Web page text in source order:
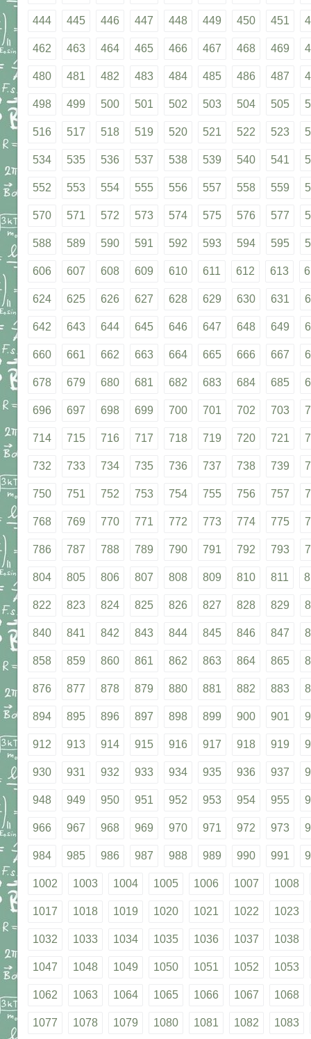
444 445 446 447 448 449 450 451
462 463 464 465 466 467 468 469
480 481 482 483 484 485 486 487
498 499 500 501 502 503 504 505
516 517 518 519 520 521 522 523
534 535 536 537 538 539 540 541
552 553 554 555 556 557 558 559
570 571 572 573 574 575 576 577
588 589 590 591 592 593 594 595
606 607 608 609 610 611 612 613
624 625 626 627 628 629 630 631
642 643 644 645 646 647 648 649
660 661 662 663 664 665 666 667
678 679 680 681 682 683 684 685
696 697 698 699 700 701 702 703
714 715 716 717 718 719 720 721
732 733 734 735 736 737 738 739
750 751 752 753 754 755 756 757
768 769 770 771 772 773 774 775
786 787 788 789 790 791 792 793
804 805 806 807 808 809 810 811
822 823 824 825 826 827 828 829
840 841 842 843 844 845 846 847
858 859 860 861 862 863 864 865
876 877 878 879 880 881 882 883
894 895 896 897 898 899 900 901
912 913 914 915 916 917 918 919
930 931 932 933 934 935 936 937
948 949 950 951 952 953 954 955
966 967 968 969 970 971 972 973
984 985 986 987 988 989 990 991
1002 1003 1004 1005 1006 1007 1008
1017 1018 1019 1020 1021 1022 1023
1032 1033 1034 1035 1036 1037 1038
1047 1048 1049 1050 1051 1052 1053
1062 1063 1064 1065 1066 1067 1068
1077 1078 1079 1080 1081 1082 1083